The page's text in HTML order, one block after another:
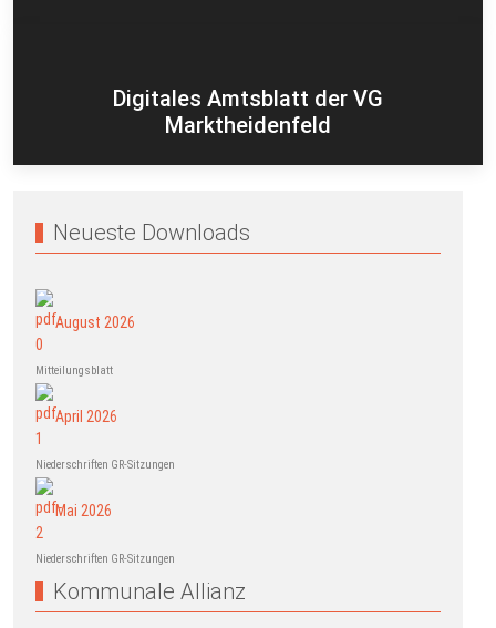
Digitales Amtsblatt der VG
Marktheidenfeld
Neueste Downloads
August 2026
Mitteilungsblatt
April 2026
Niederschriften GR-Sitzungen
Mai 2026
Niederschriften GR-Sitzungen
Kommunale Allianz